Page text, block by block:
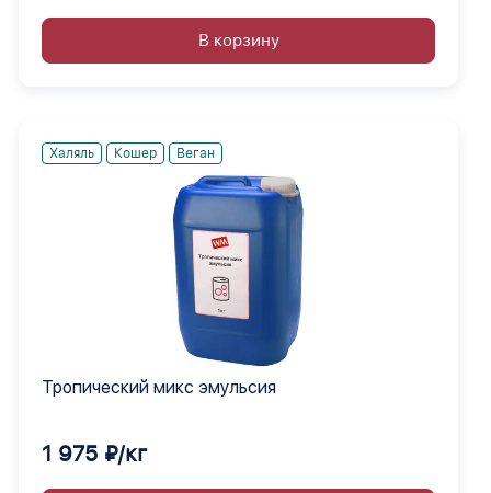
В корзину
Халяль Кошер Веган
Тропический микс эмульсия
1 975 ₽/кг